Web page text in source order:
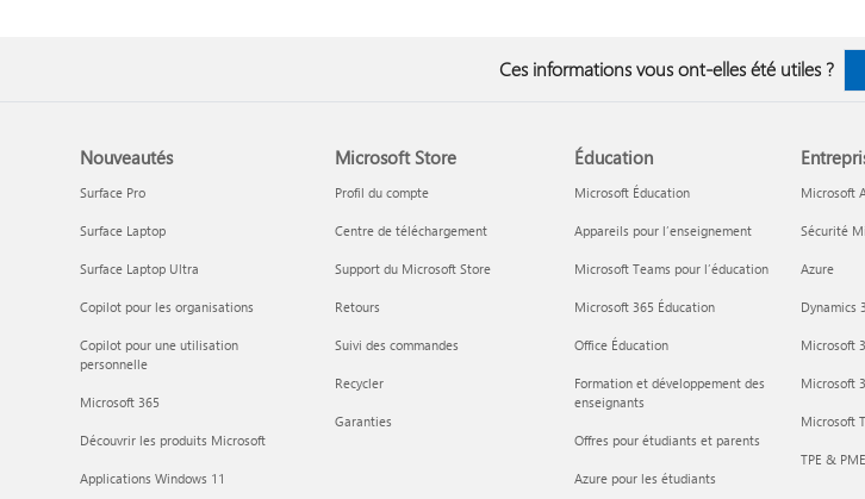
Ces informations vous ont-elles été utiles ?
Nouveautés
Surface Pro
Surface Laptop
Surface Laptop Ultra
Copilot pour les organisations
Copilot pour une utilisation
personnelle
Microsoft 365
Découvrir les produits Microsoft
Applications Windows 11
Microsoft Store
Profil du compte
Centre de téléchargement
Support du Microsoft Store
Retours
Suivi des commandes
Recycler
Garanties
Éducation
Microsoft Éducation
Appareils pour l’enseignement
Microsoft Teams pour l’éducation
Microsoft 365 Éducation
Office Éducation
Formation et développement des
enseignants
Offres pour étudiants et parents
Azure pour les étudiants
Microsoft
Sécurité
Azure
Dynamics
Microsoft
Microsoft
Microsoft
TPE & PME